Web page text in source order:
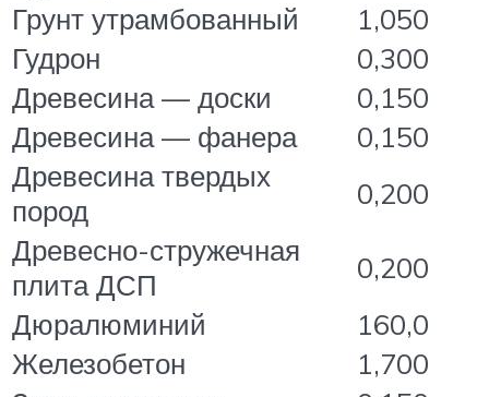
Грунт утрамбованный
1,050
Гудрон
0,300
Древесина — доски
0,150
Древесина — фанера
0,150
Древесина твердых
пород
0,200
Древесно-стружечная
плита ДСП
0,200
Дюралюминий
160,0
Железобетон
1,700